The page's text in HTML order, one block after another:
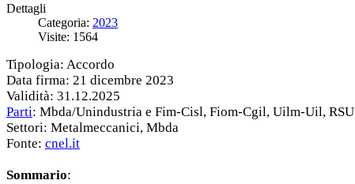
Dettagli
Categoria: 2023
Visite: 1564
Tipologia: Accordo
Data firma: 21 dicembre 2023
Validità: 31.12.2025
Parti: Mbda/Unindustria e Fim-Cisl, Fiom-Cgil, Uilm-Uil, RSU
Settori: Metalmeccanici, Mbda
Fonte: cnel.it
Sommario: